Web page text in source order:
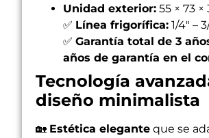
Unidad exterior: 55 × 73 ×
✅ Línea frigorífica: 1/4″ –
✅Garantía total de 3
años de garantía en el
Tecnología
diseño minimalista
🏡 Estética elegante que se